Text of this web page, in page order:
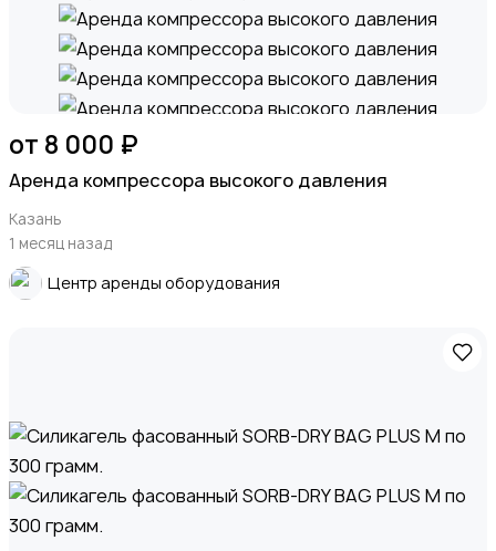
от 8 000 ₽
Аренда компрессора высокого давления
Казань
1 месяц назад
Центр аренды оборудования